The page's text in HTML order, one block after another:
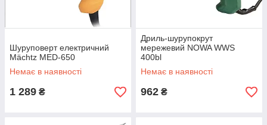
Шуруповерт електричний
Mächtz MED-650
Немає в наявності
1 289 ₴
Дриль-шурупокрут
мережевий NOWA WWS
400bl
Немає в наявності
962 ₴